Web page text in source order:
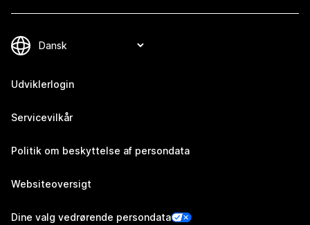
Udviklerlogin
Servicevilkår
Politik om beskyttelse af persondata
Websiteoversigt
Dine valg vedrørende persondata